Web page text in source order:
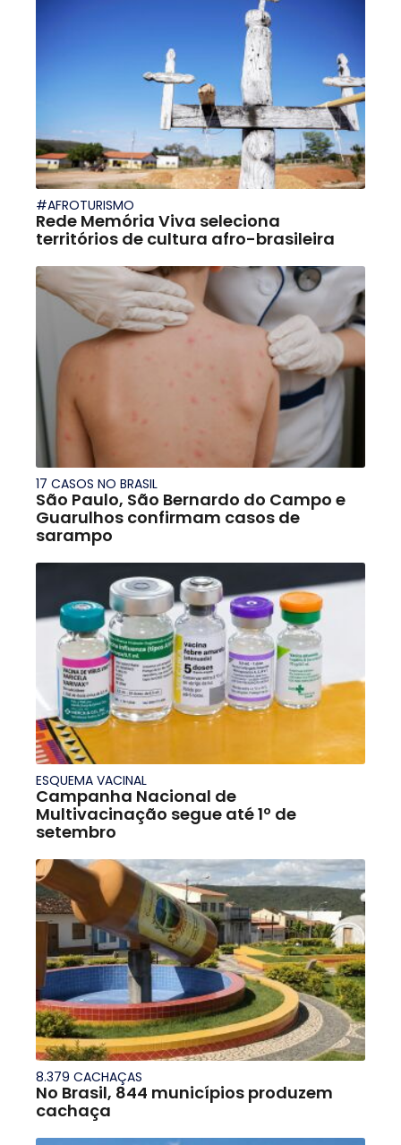
#AFROTURISMO
Rede Memória Viva seleciona
territórios de cultura afro-brasileira
17 CASOS NO BRASIL
São Paulo, São Bernardo do Campo e
Guarulhos confirmam casos de
sarampo
ESQUEMA VACINAL
Campanha Nacional de
Multivacinação segue até 1º de
setembro
8.379 CACHAÇAS
No Brasil, 844 municípios produzem
cachaça